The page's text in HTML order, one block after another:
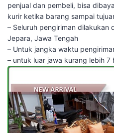
penjual dan pembeli, bisa
kurir ketika barang sampai
– Seluruh pengiriman dilakukan
Jepara, Jawa Tengah
– Untuk jangka waktu
– untuk luar jawa kurang lebih 7